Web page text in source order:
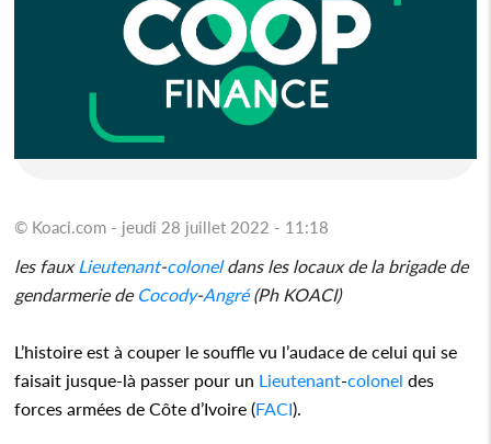
© Koaci.com - jeudi 28 juillet 2022 - 11:18
les faux Lieutenant-coloneldans les locaux de la brigade de
gendarmerie de Cocody-Angré(Ph KOACI)
L’histoire est à couper le souffle vu l’audace de celui qui se
faisait jusque-là passer pour un Lieutenant-colonel des
forces armées de Côte d’Ivoire (FACI).